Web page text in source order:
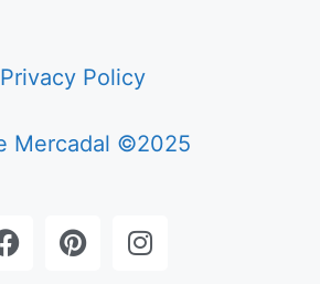
Privacy Policy
Mercadal ©2025